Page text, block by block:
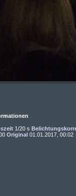
1/20 s
Original 01.01.2017, 00:02